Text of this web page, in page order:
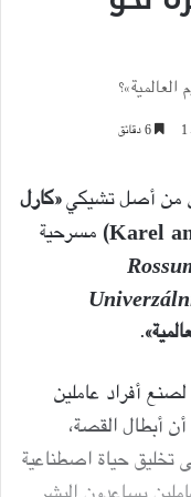
من أصل تشيكي«كارل
مسرحية
.
أفراد عاملين
أبطال القصة،
تخليق حياة اصطناعية